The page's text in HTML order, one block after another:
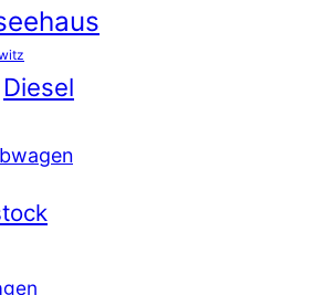
Diesel